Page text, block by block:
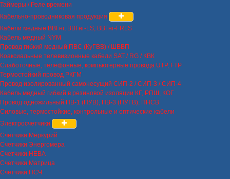
Таймеры / Реле времени
Кабельно-проводниковая продукция
Кабели медные ВВГнг, ВВГнг-LS, ВВГнг-FRLS
Кабель медный NYM
Провод гибкий медный ПВС (КуГВВ) / ШВВП
Коаксиальные телевизионные кабели SAT / RG / КВК
Слаботочные, телефонные, компьютерные провода UTP, FTP
Термостойкий провод РКГМ
Провод изолированный самонесущий СИП-2 / СИП-3 / СИП-4
Кабель медный гибкий в резиновой изоляции КГ, РПШ, КОГ
Провод одножильный ПВ-1 (ПУВ), ПВ-3 (ПУГВ), ПНСВ
Силовые, термостойкие, контрольные и оптические кабели
Электросчетчики
Счетчики Меркурий
Счетчики Энергомера
Счетчики НЕВА
Счетчики Матрица
Счетчики ПСЧ